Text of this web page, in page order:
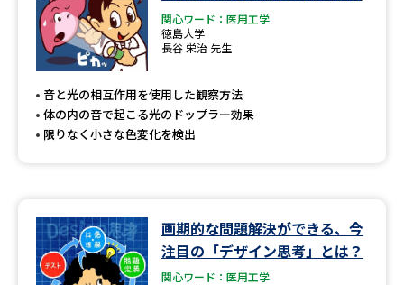
新生活お役立ちガイド
学問発見
学問のミニ講義「夢ナビ講義」 学問分野解説
関心ワード：医用工学
徳島大学
長谷 栄治 先生
音と光の相互作用を使用した観察方法
体の内の音で起こる光のドップラー効果
限りなく小さな色変化を検出
画期的な問題解決ができる、今
注目の「デザイン思考」とは？
関心ワード：医用工学